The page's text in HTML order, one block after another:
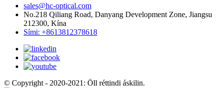
sales@hc-optical.com
No.218 Qiliang Road, Danyang Development Zone, Jiangsu
212300, Kína
Sími: +8613812378618
© Copyright - 2020-2021: Öll réttindi áskilin.